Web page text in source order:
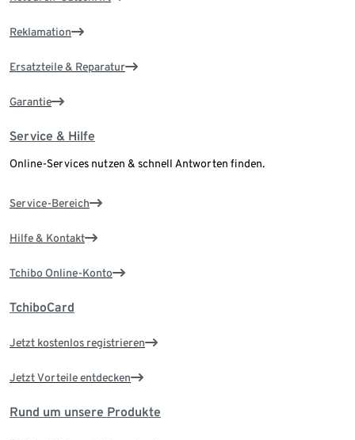
Reklamation
Ersatzteile & Reparatur
Garantie
Service & Hilfe
Online-Services nutzen & schnell Antworten finden.
Service-Bereich
Hilfe & Kontakt
Tchibo Online-Konto
TchiboCard
Jetzt kostenlos registrieren
Jetzt Vorteile entdecken
Rund um unsere Produkte